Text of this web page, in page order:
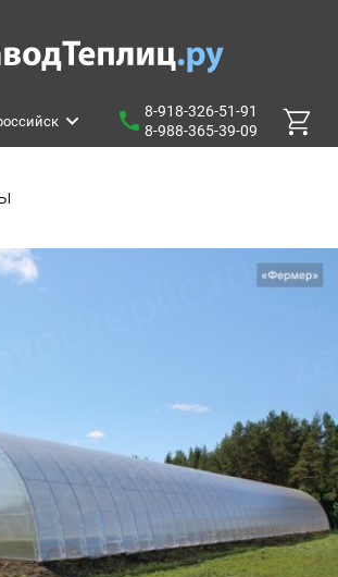
8-918-326-51-91
8-988-365-39-09